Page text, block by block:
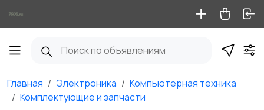
Главная Электроника
Компьютерная техника
Комплектующие и запчасти